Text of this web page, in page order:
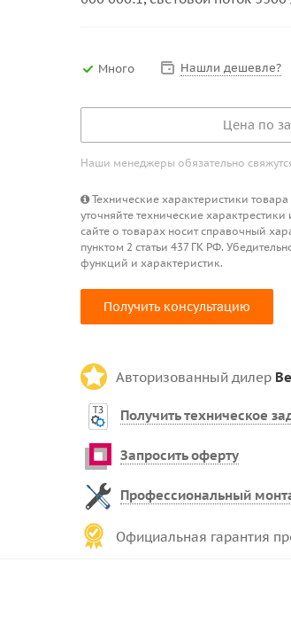
Много Нашли дешевле?
Цена по
Наши менеджеры обязательно
Технические характеристики товара
уточняйте технические
сайте о товарах носит справочный
пунктом 2 статьи 437 ГК РФ.
функций и характеристик.
Получить консультацию
Авторизованный дилер
Получить техническое
Запросить оферту
Профессиональный
Официальная гарантия